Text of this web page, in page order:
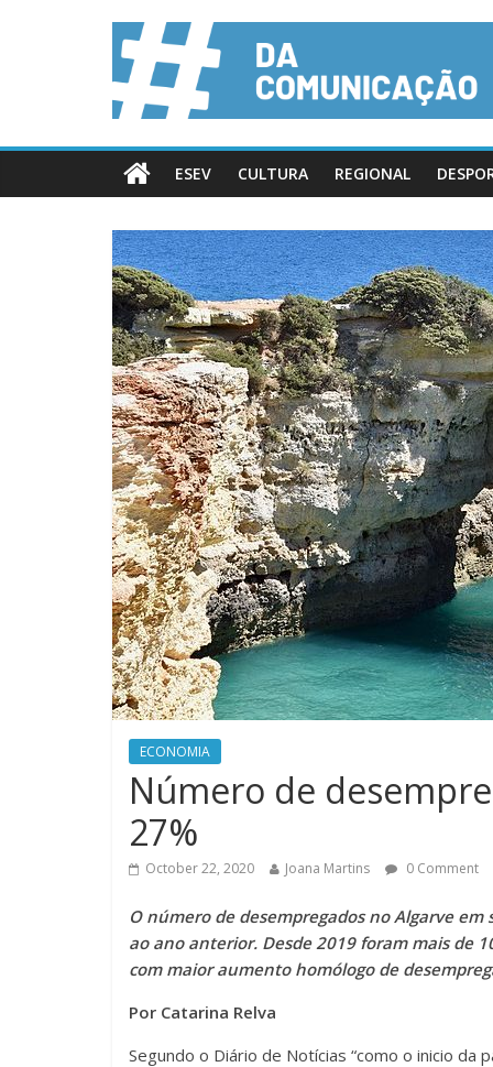
ESEV CULTURA REGIONAL
ECONOMIA
Número de
27%
October 22, 2020 Joana Martins 0 Comment
O número de desempregados no Algarve
ao ano anterior. Desde 2019 foram mais de
com maior aumento homólogo de
Por Catarina Relva
Segundo o Diário de Notícias “como o inicio